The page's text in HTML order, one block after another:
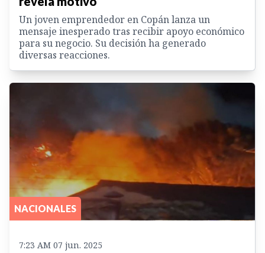
Un joven emprendedor en Copán lanza un
mensaje inesperado tras recibir apoyo económico
para su negocio. Su decisión ha generado
diversas reacciones.
NACIONALES
7:23 AM 07 jun. 2025